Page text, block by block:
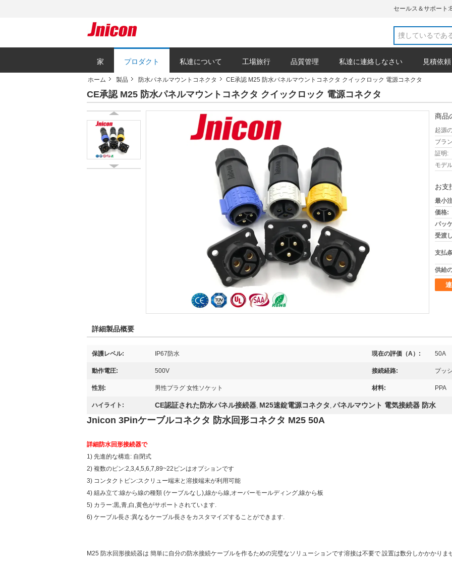
セールス＆サポート:
家 プロダクト 私達について 工場旅行 品質管理 私達に連絡しなさい 見積依頼
ホーム 製品 防水パネルマウントコネクタ CE承認 M25 防水パネルマウントコネクタ クイックロック 電源コネクタ
CE承認 M25 防水パネルマウントコネクタ クイックロック 電源コネクタ
商品
起源
ブラ
証明:
モデ
お支
最小
価格:
パッ
受渡
支払
供給
詳細製品概要
保護レベル: IP67防水 現在の評価（A）: 50A
動作電圧: 500V 接続経路: プッ
性別: 男性プラグ 女性ソケット 材料: PPA
ハイライト: CE認証された防水パネル接続器, M25速錠電源コネクタ , パネルマウント 電気接続器 防水
Jnicon 3Pinケーブルコネクタ 防水回形コネクタ M25 50A
詳細 防水回形接続器で
1) 先進的な構造: 自閉式
2) 複数のピン:2,3,4,5,6,7,89~22ピンはオプションです
3) コンタクトピン:スクリュー端末と溶接端末が利用可能
4) 組み立て:線から線の種類 (ケーブルなし),線から線,オーバーモールディング,線から板
5) カラー:黒,青,白,黄色がサポートされています.
6) ケーブル長さ:異なるケーブル長さをカスタマイズすることができます.
M25 防水回形接続器は 簡単に自分の防水接続ケーブルを作るための完璧なソリューションです溶接は不要で 設置は数分しかかかりま